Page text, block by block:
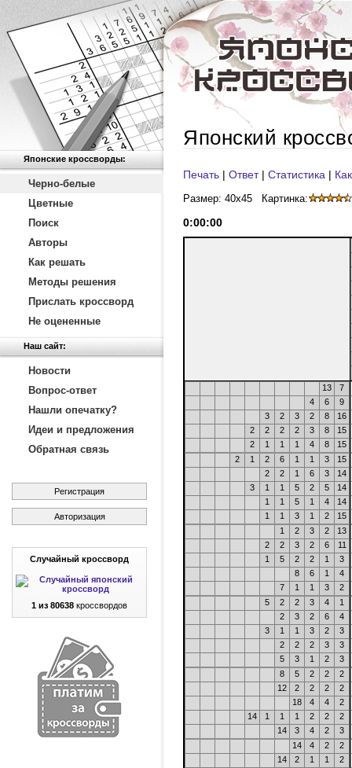
Японские кроссворды:
Черно-белые
Цветные
Поиск
Авторы
Как решать
Методы решения
Прислать кроссворд
Не оцененные
Наш сайт:
Новости
Вопрос-ответ
Нашли опечатку?
Идеи и предложения
Обратная связь
Регистрация
Авторизация
Случайный кроссворд
1 из 80638 кроссвордов
Японский
Печать | Ответ| Статистика |
Размер: 40x45 Картинка:
0:00:00
13
7
4
6
9
3
2 3 2 8
16
2
2 2 2 3 8
15
2
1 1 1 4 8
15
2
1 2 6 1 1 3
15
2
2 1 6 3
14
3
1 1 5 2 5
14
1
1 5 1 4
14
1
1 3 1 2
15
1
2 3 2
13
2
2 3 2 6
11
1
5 2 2 1
3
8
6 1
4
7
1 1 3
2
5
2 2 3 4
1
2
3 2 6
4
3
1 1 3 2
3
2
2 2 3
3
5
3 1 2
3
8
5 2 2
2
12
2 2 2
2
18
4 4
2
14
1 1 1 2 2
2
14
3 4 2
3
14
4 2
2
14
2 1 1
2